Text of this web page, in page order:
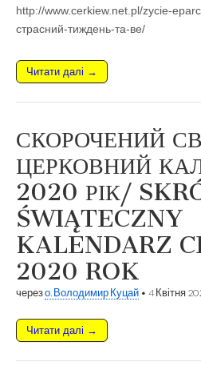
http://www.cerkiew.net.pl/zycie-
страсний-тиждень-та-ве/
Читати далі →
СКОРОЧЕНИЙ
ЦЕРКОВНИЙ
2020 РІК/
ŚWIĄTECZNY
KALENDARZ
2020 ROK
черезо. Володимир Куцай • 4 Квітня
Читати далі →